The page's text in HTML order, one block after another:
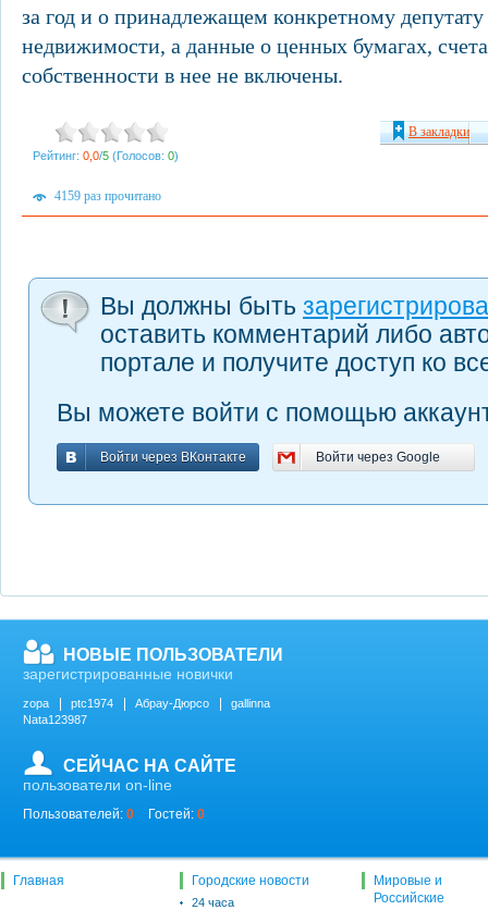
за год и о принадлежащем конкретному депутату
недвижимости, а данные о ценных бумагах,
собственности в нее не включены.
Рейтинг: 0,0/5 (Голосов: 0)
В закладки
4159 раз прочитано
Вы должны быть
оставить комментарий либо
портале и получите доступ ко
Вы можете войти с помощью
Войти через ВКонтакте
Войти через ВКонтакте Войти через Google
Войти через Google
НОВЫЕ ПОЛЬЗОВАТЕЛИ
зарегистрированные новички
zopa ptc1974 Абрау-Дюрсо
gallinna
Nata123987
СЕЙЧАС НА САЙТЕ
пользователи on-line
Пользователей: 0 Гостей: 0
Главная Городские новости
24 часа
Мировые и
Российские